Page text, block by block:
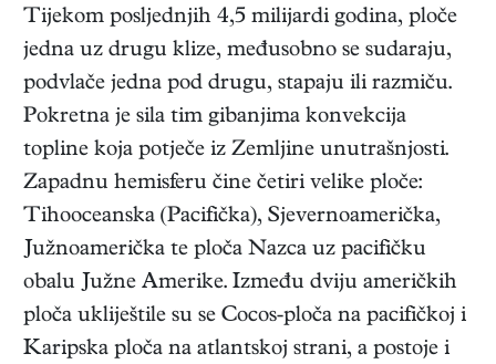
Tijekom posljednjih 4,5 milijardi godina, ploče
jedna uz drugu klize, međusobno se sudaraju,
podvlače jedna pod drugu, stapaju ili razmiču.
Pokretna je sila tim gibanjima konvekcija
topline koja potječe iz Zemljine unutrašnjosti.
Zapadnu hemisferu čine četiri velike ploče:
Tihooceanska (Pacifička), Sjevernoamerička,
Južnoamerička te ploča Nazca uz pacifičku
obalu Južne Amerike. Između dviju američkih
ploča ukliještile su se Cocos-ploča na pacifičkoj i
Karipska ploča na atlantskoj strani, a postoje i